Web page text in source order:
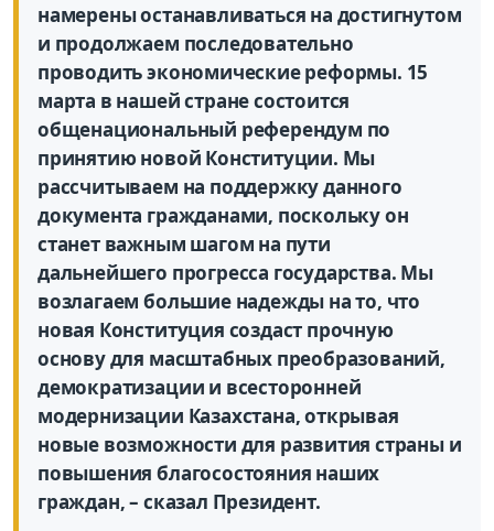
намерены останавливаться на достигнутом
и продолжаем последовательно
проводить экономические реформы. 15
марта в нашей стране состоится
общенациональный референдум по
принятию новой Конституции. Мы
рассчитываем на поддержку данного
документа гражданами, поскольку он
станет важным шагом на пути
дальнейшего прогресса государства. Мы
возлагаем большие надежды на то, что
новая Конституция создаст прочную
основу для масштабных преобразований,
демократизации и всесторонней
модернизации Казахстана, открывая
новые возможности для развития страны и
повышения благосостояния наших
граждан, – сказал Президент.